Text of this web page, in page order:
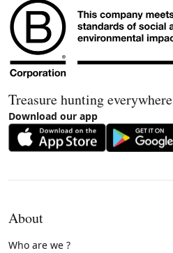
Treasure hunting everywhere
Download our app
About
Who are we ?